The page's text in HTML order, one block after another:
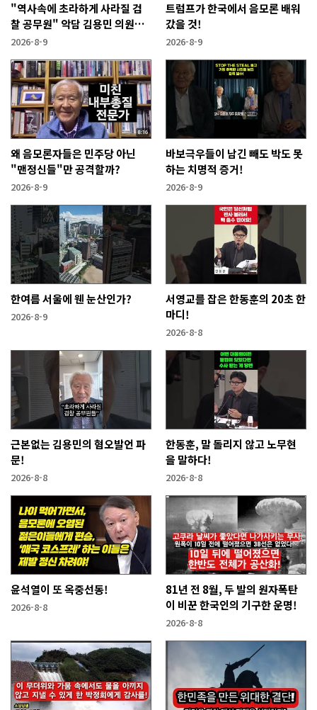
"역사속에 초라하게 사라질 검
찰 공무원" 악담 김용민 의원에
게!
2026-8-9
트럼프가 한국에서 음모론 배워
갔을 것!
2026-8-9
왜 음모론자들은 민주당 아닌
"맨정신들"만 공격할까?
2026-8-9
바보극우들이 남긴 빼도 박도 못
하는 치명적 증거!
2026-8-9
한여름 서울에 웬 눈산인가?
2026-8-9
서영교를 잡은 한동훈의 20초 한
마디!
2026-8-8
근본없는 김용민의 혐오발언 파
문!
2026-8-8
한동훈, 말 돌리지 않고 노무현
을 말하다!
2026-8-8
윤석열이 또 옥중선동!
2026-8-8
81년 전 8월, 두 발의 원자폭탄
이 비꾼 한국인의 기구한 운명!
2026-8-8